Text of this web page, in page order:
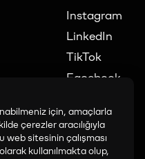
Instagram
LinkedIn
TikTok
Facebook
için, amaçlarla
çerezler aracılığıyla
web sitesinin çalışması
kullanılmakta olup,